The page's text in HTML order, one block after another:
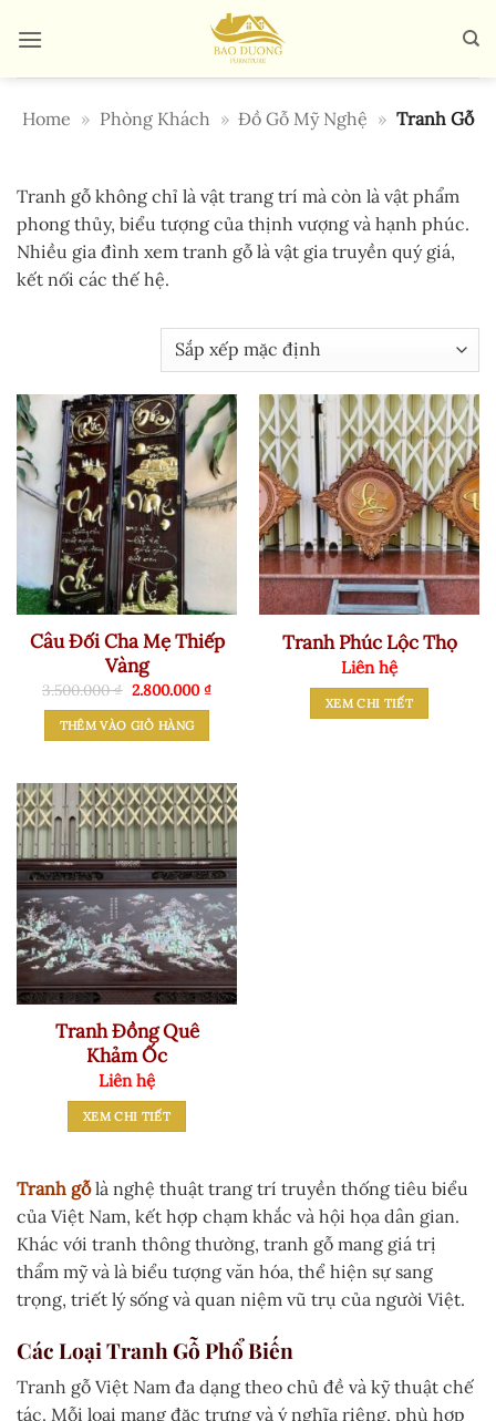
qua
Home » Phòng Khách » Đồ Gỗ Mỹ Nghệ » Tranh Gỗ
Tranh gỗ không chỉ là vật trang trí mà còn là vật phẩm
phong thủy, biểu tượng của thịnh vượng và hạnh phúc.
Nhiều gia đình xem tranh gỗ là vật gia truyền quý giá,
kết nối các thế hệ.
Câu Đối Cha Mẹ Thiếp
Vàng
3.500.000₫ Giá
gốc
là:
3.500.000 ₫.
2.800.000₫Giá
THÊM VÀO GIỎ HÀNG
Tranh Phúc Lộc Thọ
Liên hệ
XEM CHI TIẾT
Tranh Đồng Quê
Khảm Ốc
Liên hệ
XEM CHI TIẾT
Tranh gỗlà nghệ thuật trang trí truyền thống tiêu biểu
của Việt Nam, kết hợp chạm khắc và hội họa dân gian.
Khác với tranh thông thường, tranh gỗ mang giá trị
thẩm mỹ và là biểu tượng văn hóa, thể hiện sự sang
trọng, triết lý sống và quan niệm vũ trụ của người Việt.
Các Loại Tranh Gỗ Phổ Biến
Tranh gỗ Việt Nam đa dạng theo chủ đề và kỹ thuật chế
tác. Mỗi loại mang đặc trưng và ý nghĩa riêng, phù hợp